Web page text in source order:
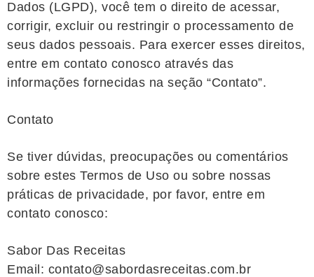
Dados (LGPD), você tem o direito de acessar,
corrigir, excluir ou restringir o processamento de
seus dados pessoais. Para exercer esses direitos,
entre em contato conosco através das
informações fornecidas na seção “Contato”.
Contato
Se tiver dúvidas, preocupações ou comentários
sobre estes Termos de Uso ou sobre nossas
práticas de privacidade, por favor, entre em
contato conosco:
Sabor Das Receitas
Email: contato@sabordasreceitas.com.br